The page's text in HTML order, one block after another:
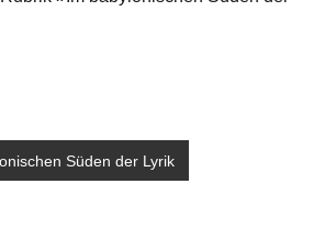
Süden der Lyrik